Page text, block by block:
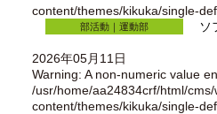
content/themes/kikuka/single-
部活動｜運動部 ソ
2026年05月11日
Warning: A non-numeric value
/usr/home/aa24834crf/html/cms/
content/themes/kikuka/single-